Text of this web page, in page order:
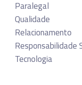
Paralegal
Qualidade
Relacionamento
Responsabilidade
Tecnologia